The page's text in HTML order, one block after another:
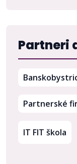
Partneri
Partnerské
IT FIT škola